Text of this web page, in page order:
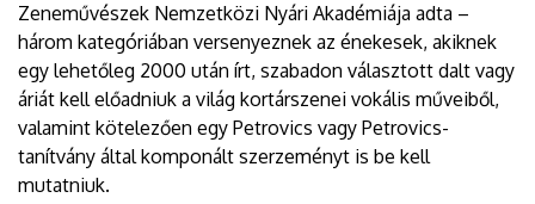
Zeneművészek Nemzetközi Nyári Akadémiája adta –
három kategóriában versenyeznek az énekesek, akiknek
egy lehetőleg 2000 után írt, szabadon választott dalt vagy
áriát kell előadniuk a világ kortárszenei vokális műveiből,
valamint kötelezően egy Petrovics vagy Petrovics-
tanítvány által komponált szerzeményt is be kell
mutatniuk.